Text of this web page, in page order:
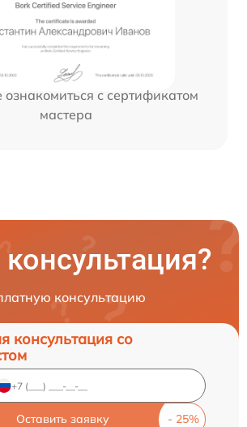
с сертификатом
мастера
консультацию
консультация со
Оставить заявку